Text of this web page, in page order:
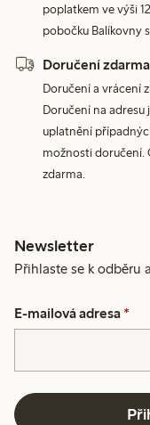
poplatkem ve výši
pobočku Balíkovny
Doručení zdarma
Doručení a vrácení
Doručení na
uplatnění
možnosti doručení.
zdarma.
Newsletter
Přihlaste se k odběru
E-mailová adresa *